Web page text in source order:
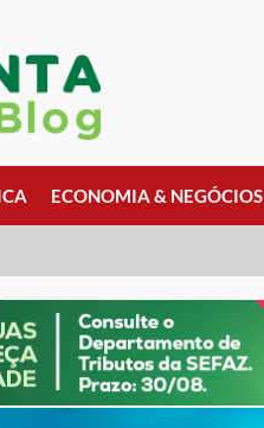
ECONOMIA & NEGÓCIOS